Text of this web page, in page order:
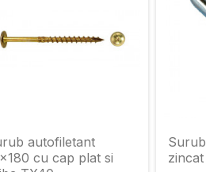
autofiletant
cu cap plat si
zincat